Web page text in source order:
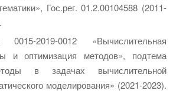
Гос.рег. 01.2.00104588 (2011-
2019-0012 «Вычислительная
и оптимизация методов», подтема
в задачах вычислительной
моделирования» (2021-2023).